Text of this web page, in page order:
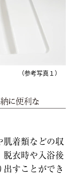
（参考写真１）
肌着類などの収
脱衣時や入浴後
出すことができ